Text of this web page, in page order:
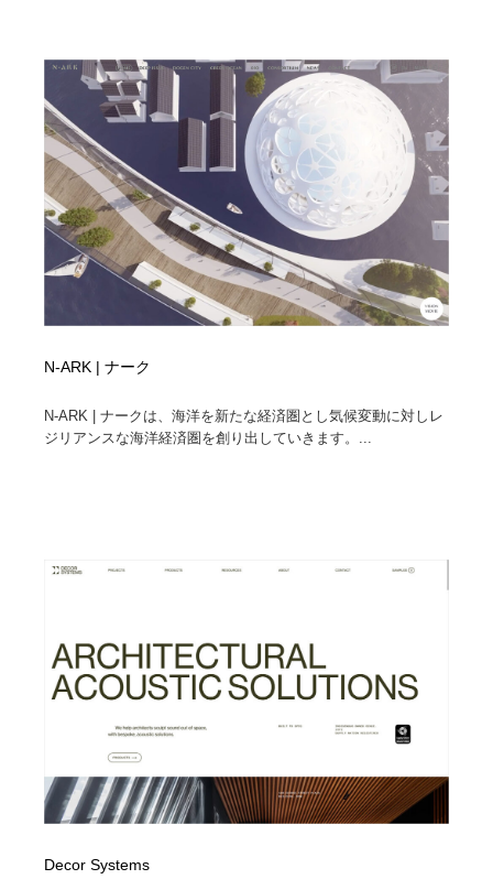
N-ARK | ナーク
N-ARK | ナークは、海洋を新たな経済圏とし気候変動に対しレ
ジリアンスな海洋経済圏を創り出していきます。...
Decor Systems